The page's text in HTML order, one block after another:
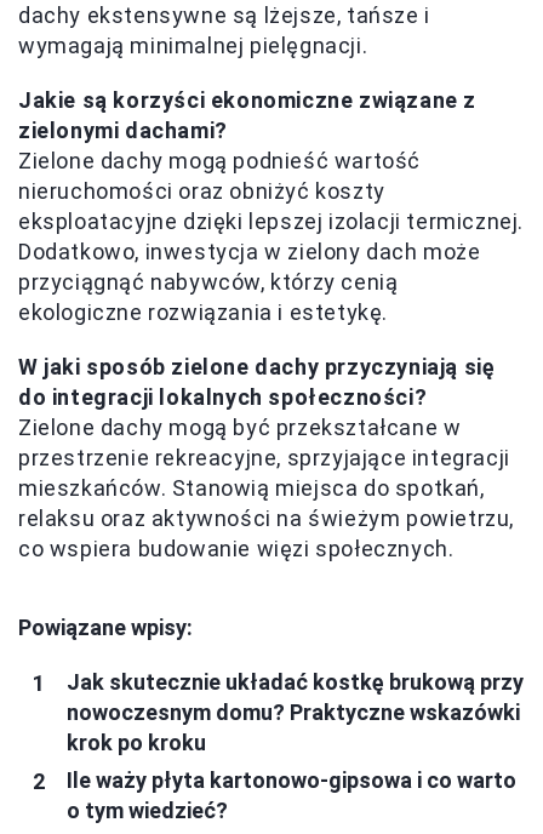
dachy ekstensywne są lżejsze, tańsze i
wymagają minimalnej pielęgnacji.
Jakie są korzyści ekonomiczne związane z
zielonymi dachami?
Zielone dachy mogą podnieść wartość
nieruchomości oraz obniżyć koszty
eksploatacyjne dzięki lepszej izolacji termicznej.
Dodatkowo, inwestycja w zielony dach może
przyciągnąć nabywców, którzy cenią
ekologiczne rozwiązania i estetykę.
W jaki sposób zielone dachy przyczyniają się
do integracji lokalnych społeczności?
Zielone dachy mogą być przekształcane w
przestrzenie rekreacyjne, sprzyjające integracji
mieszkańców. Stanowią miejsca do spotkań,
relaksu oraz aktywności na świeżym powietrzu,
co wspiera budowanie więzi społecznych.
Powiązane wpisy:
Jak skutecznie układać kostkę brukową przy
nowoczesnym domu? Praktyczne wskazówki
krok po kroku
Ile waży płyta kartonowo-gipsowa i co warto
o tym wiedzieć?